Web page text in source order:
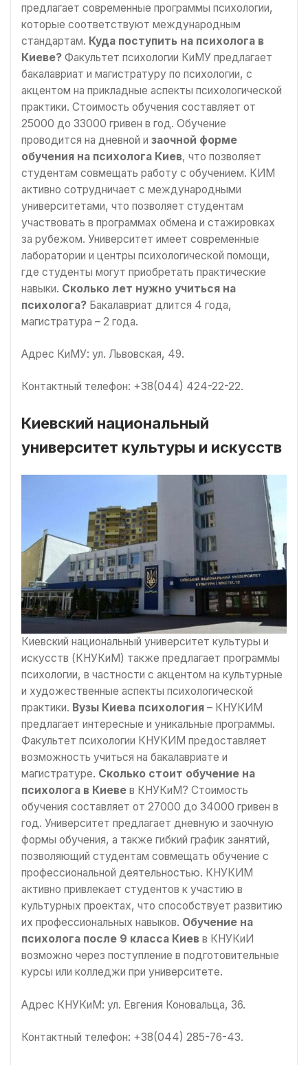
предлагает современные программы психологии,
которые соответствуют международным
стандартам. Куда поступить на психолога в
Киеве? Факультет психологии КиМУ предлагает
бакалавриат и магистратуру по психологии, с
акцентом на прикладные аспекты психологической
практики. Стоимость обучения составляет от
25000 до 33000 гривен в год. Обучение
проводится на дневной и заочной форме
обучения на психолога Киев, что позволяет
студентам совмещать работу с обучением. КИМ
активно сотрудничает с международными
университетами, что позволяет студентам
участвовать в программах обмена и стажировках
за рубежом. Университет имеет современные
лаборатории и центры психологической помощи,
где студенты могут приобретать практические
навыки. Сколько лет нужно учиться на
психолога? Бакалавриат длится 4 года,
магистратура – 2 года.
Адрес КиМУ: ул. Львовская, 49.
Контактный телефон: +38(044) 424-22-22.
Киевский национальный
университет культуры и искусств
Киевский национальный университет культуры и
искусств (КНУКиМ) также предлагает программы
психологии, в частности с акцентом на культурные
и художественные аспекты психологической
практики. Вузы Киева психология – КНУКИМ
предлагает интересные и уникальные программы.
Факультет психологии КНУКИМ предоставляет
возможность учиться на бакалавриате и
магистратуре. Сколько стоит обучение на
психолога в Киеве в КНУКиМ? Стоимость
обучения составляет от 27000 до 34000 гривен в
год. Университет предлагает дневную и заочную
формы обучения, а также гибкий график занятий,
позволяющий студентам совмещать обучение с
профессиональной деятельностью. КНУКИМ
активно привлекает студентов к участию в
культурных проектах, что способствует развитию
их профессиональных навыков. Обучение на
психолога после 9 класса Киев в КНУКиИ
возможно через поступление в подготовительные
курсы или колледжи при университете.
Адрес КНУКиМ: ул. Евгения Коновальца, 36.
Контактный телефон: +38(044) 285-76-43.